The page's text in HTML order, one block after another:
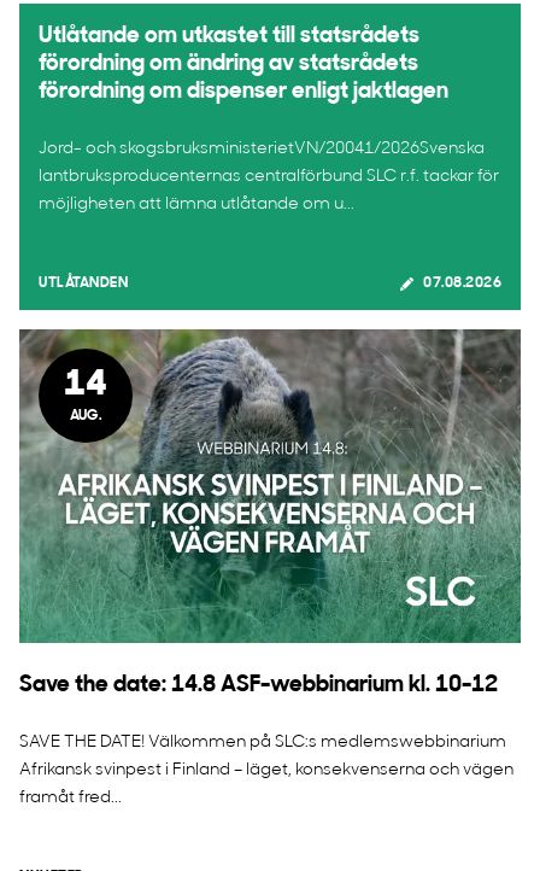
Utlåtande om utkastet till statsrådets
förordning om ändring av statsrådets
förordning om dispenser enligt jaktlagen
Jord- och skogsbruksministerietVN/20041/2026Svenska
lantbruksproducenternas centralförbund SLC r.f. tackar för
möjligheten att lämna utlåtande om u...
UTLÅTANDEN 07.08.2026
14
AUG.
Save the date: 14.8 ASF-webbinarium kl. 10-12
SAVE THE DATE! Välkommen på SLC:s medlemswebbinarium
Afrikansk svinpest i Finland – läget, konsekvenserna och vägen
framåt fred...